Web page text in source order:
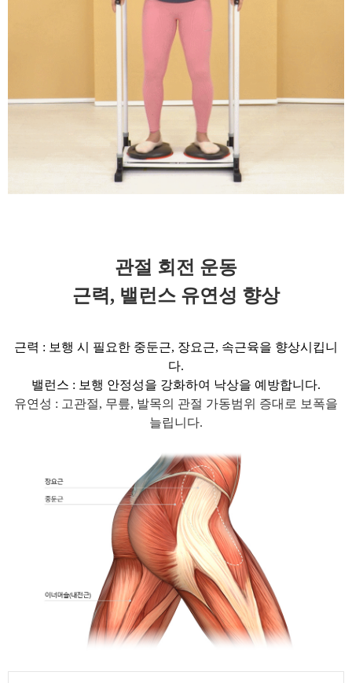
관절 회전 운동
근력, 밸런스 유연성 향상
근력 : 보행 시 필요한 중둔근, 장요근, 속근육을 향상시킵니
다.
밸런스 : 보행 안정성을 강화하여 낙상을 예방합니다.
유연성 : 고관절, 무릎, 발목의 관절 가동범위 증대로 보폭을
늘립니다.